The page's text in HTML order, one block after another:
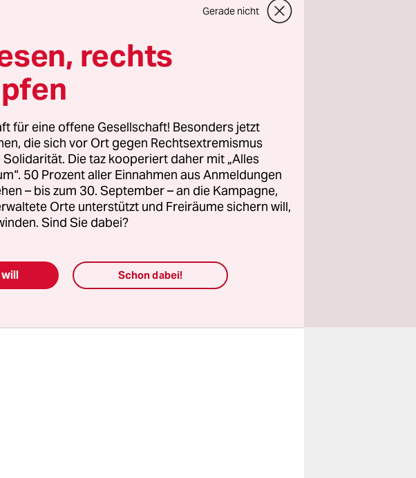
lokale Polizeikräfte
Hauptstadt
US-Präsident
Montagmorgen.
und blutrünstigen
Jugendlicher, von
überrannt
Gerade nicht
rechts
für eine offene Gesellschaft! Besonders jetzt
die sich vor Ort gegen Rechtsextremismus
Solidarität. Die taz kooperiert daher mit „Alles
50 Prozent aller Einnahmen aus Anmeldungen
– bis zum 30. September – an die Kampagne,
Orte unterstützt und Freiräume sichern will,
Sind Sie dabei?
Schon dabei!